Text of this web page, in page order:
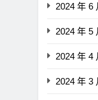
2024 年 6
2024 年 5
2024 年 4
2024 年 3